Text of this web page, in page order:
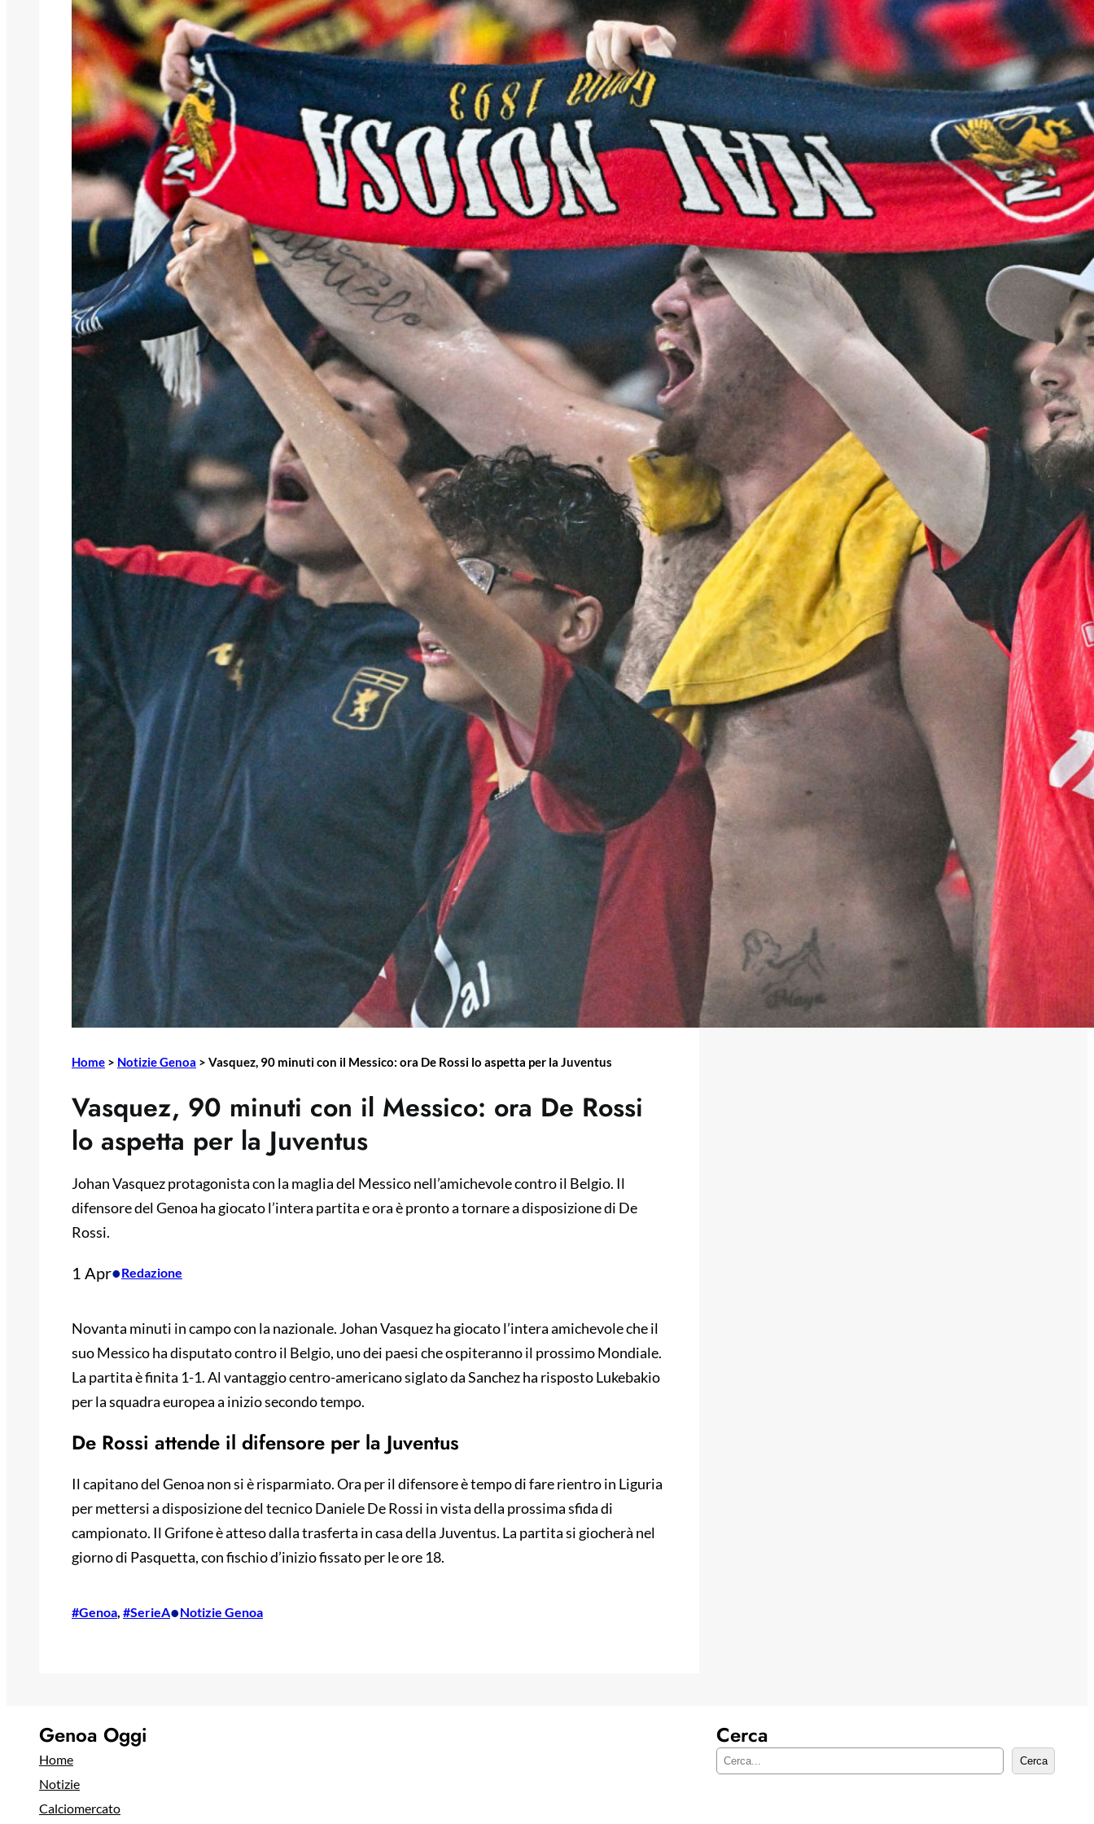
Home > Notizie Genoa > Vasquez, 90 minuti con il Messico: ora De Rossi lo aspetta per la Juventus
Vasquez, 90 minuti con il Messico: ora De Rossi
lo aspetta per la Juventus
Johan Vasquez protagonista con la maglia del Messico nell’amichevole contro il Belgio. Il
difensore del Genoa ha giocato l’intera partita e ora è pronto a tornare a disposizione di De
Rossi.
1 Apr•Redazione
Novanta minuti in campo con la nazionale. Johan Vasquez ha giocato l’intera amichevole che il
suo Messico ha disputato contro il Belgio, uno dei paesi che ospiteranno il prossimo Mondiale.
La partita è finita 1-1. Al vantaggio centro-americano siglato da Sanchez ha risposto Lukebakio
per la squadra europea a inizio secondo tempo.
De Rossi attende il difensore per la Juventus
Il capitano del Genoa non si è risparmiato. Ora per il difensore è tempo di fare rientro in Liguria
per mettersi a disposizione del tecnico Daniele De Rossi in vista della prossima sfida di
campionato. Il Grifone è atteso dalla trasferta in casa della Juventus. La partita si giocherà nel
giorno di Pasquetta, con fischio d’inizio fissato per le ore 18.
#Genoa, #SerieA•Notizie Genoa
7 Agosto 2026
Genoa, l’ex van ’t Schip riparte dalla
Nazionale: è il nuovo ct del
Kazakistan
7 Agosto 2026
Corsa a tre per Piccoli, il Bologna
prova a superare il Genoa con
un’offerta definitiva
7 Agosto 2026
Genoa Oggi
Home
Notizie
Calciomercato
Cerca
C
Cerca